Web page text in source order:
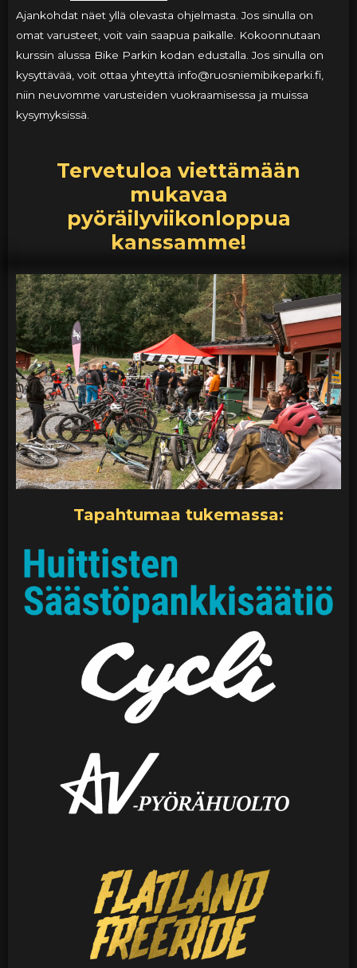
Ajankohdat näet yllä olevasta ohjelmasta. Jos sinulla on
omat varusteet, voit vain saapua paikalle. Kokoonnutaan
kurssin alussa Bike Parkin kodan edustalla. Jos sinulla on
kysyttävää, voit ottaa yhteyttä info@ruosniemibikeparki.fi,
niin neuvomme varusteiden vuokraamisessa ja muissa
kysymyksissä.
Tervetuloa viettämään
mukavaa
pyöräilyviikonloppua
kanssamme!
Tapahtumaa tukemassa: